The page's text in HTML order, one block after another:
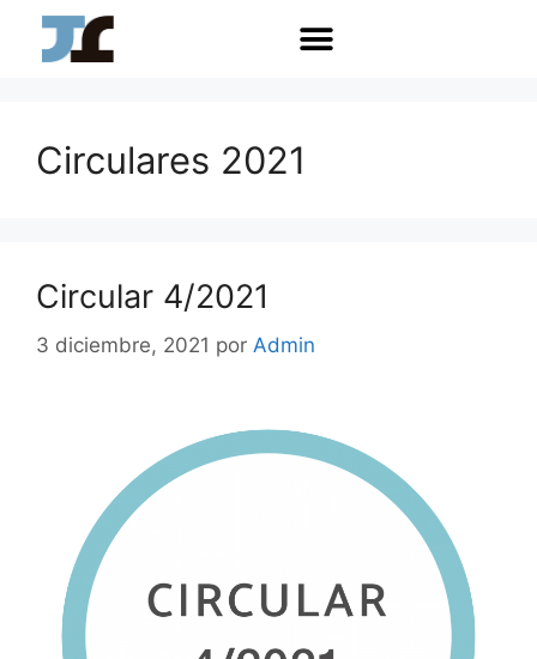
Circulares 2021
Circular 4/2021
3 diciembre, 2021 por Admin